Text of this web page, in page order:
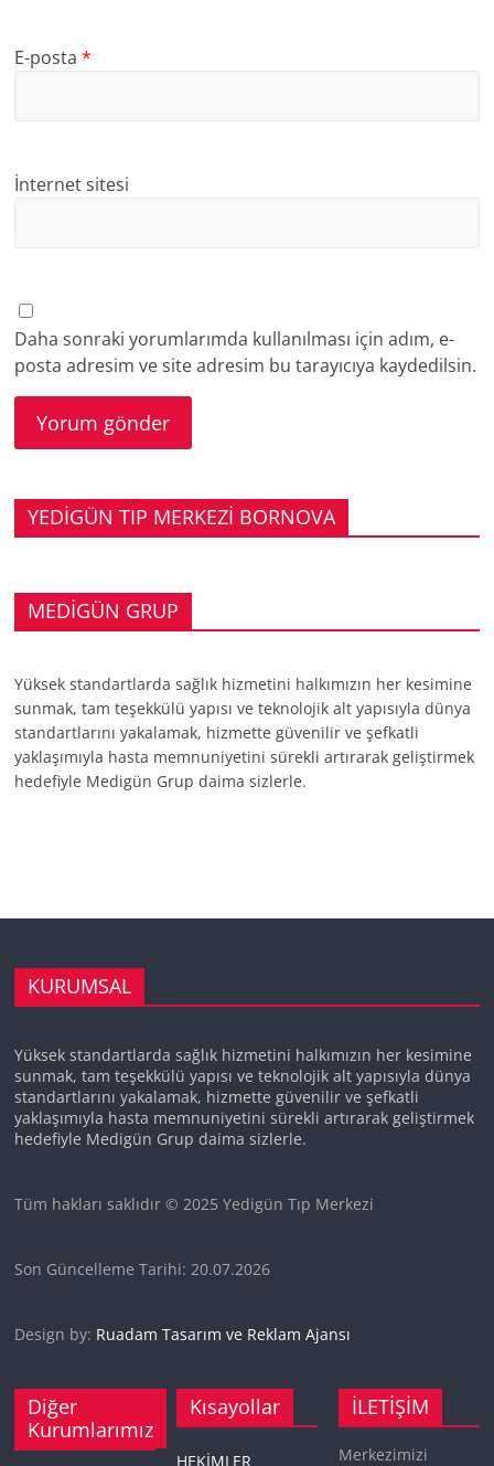
E-posta*
İnternet sitesi
Daha sonraki yorumlarımda kullanılması için adım, e-
posta adresim ve site adresim bu tarayıcıya kaydedilsin.
YEDİGÜN TIP MERKEZİ BORNOVA
MEDİGÜN GRUP
Yüksek standartlarda sağlık hizmetini halkımızın her kesimine
sunmak, tam teşekkülü yapısı ve teknolojik alt yapısıyla dünya
standartlarını yakalamak, hizmette güvenilir ve şefkatli
yaklaşımıyla hasta memnuniyetini sürekli artırarak geliştirmek
hedefiyle Medigün Grup daima sizlerle.
KURUMSAL
Yüksek standartlarda sağlık hizmetini halkımızın her kesimine
sunmak, tam teşekkülü yapısı ve teknolojik alt yapısıyla dünya
standartlarını yakalamak, hizmette güvenilir ve şefkatli
yaklaşımıyla hasta memnuniyetini sürekli artırarak geliştirmek
hedefiyle Medigün Grup daima sizlerle.
Tüm hakları saklıdır © 2025 Yedigün Tıp Merkezi
Son Güncelleme Tarihi: 20.07.2026
Design by: Ruadam Tasarım ve Reklam Ajansı
Diğer
Kurumlarımız
Kısayollar
HEKİMLER
İLETİŞİM
Merkezimizi